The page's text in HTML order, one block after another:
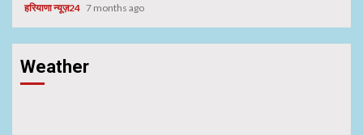
हरियाणा न्यूज़24 7 months ago
Weather